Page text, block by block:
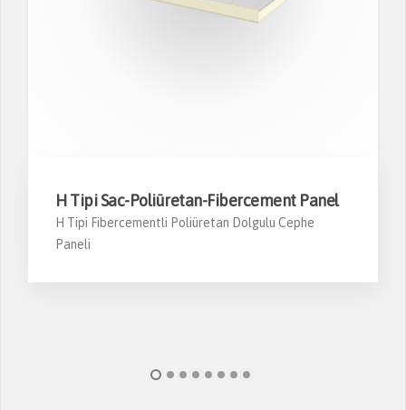
H Tipi Sac-Poliüretan-Fibercement Panel
H Tipi Fibercementli Poliüretan Dolgulu Cephe
Paneli